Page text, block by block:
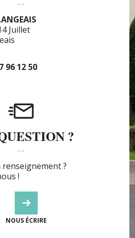
Juillet
96 12 50
?
?
!
NOUS ÉCRIRE